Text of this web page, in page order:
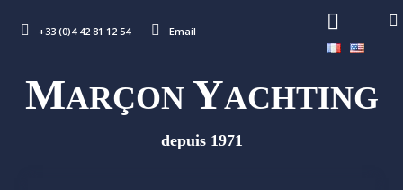
+33 (0)4 42 81 12 54 Email
MARÇON YACHTING
depuis 1971